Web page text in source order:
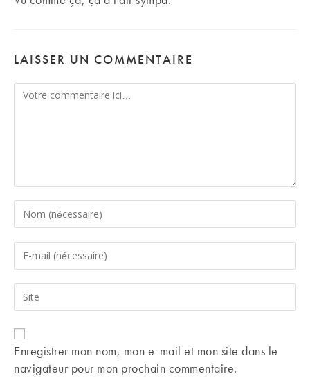
LAISSER UN COMMENTAIRE
Comment
Enter
your
name
comment
Enter
your
email
address
comment
Saisir
l’URL
de
votre
(facultatif)
Enregistrer mon nom, mon e-mail et mon site dans le
navigateur pour mon prochain commentaire.